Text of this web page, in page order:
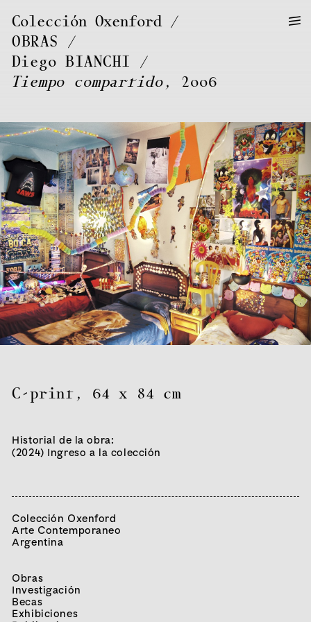
Colección Oxenford
OBRAS
/
Diego BIANCHI
Tiempo compartido , 2006
—
—
—
C-print , 64 x 84 cm
Historial de la obra:
(2024) Ingreso a la colección
Colección Oxenford
Arte Contemporaneo
Argentina
Obras
Investigación
Becas
Exhibiciones